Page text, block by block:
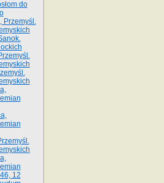
do
Przemyśl.
12